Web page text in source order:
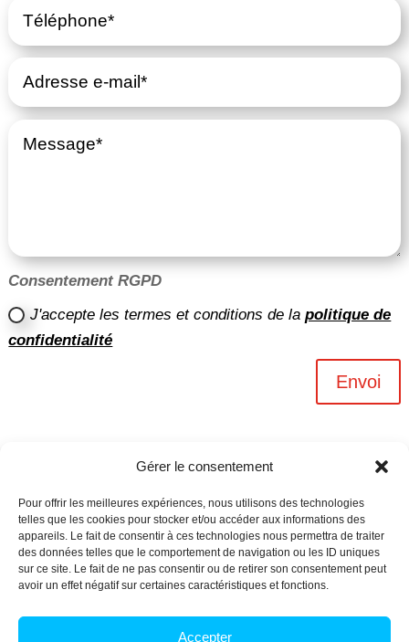
Gérer le consentement
Pour offrir les meilleures expériences, nous utilisons des technologies
telles que les cookies pour stocker et/ou accéder aux informations des
appareils. Le fait de consentir à ces technologies nous permettra de traiter
des données telles que le comportement de navigation ou les ID uniques
sur ce site. Le fait de ne pas consentir ou de retirer son consentement peut
avoir un effet négatif sur certaines caractéristiques et fonctions.
Accepter
Consentement RGPD
J'accepte les termes et conditions de lapolitique de
confidentialité
Envoi
Archives n-6